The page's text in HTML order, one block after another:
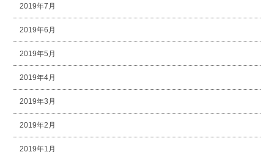
2019年7月
2019年6月
2019年5月
2019年4月
2019年3月
2019年2月
2019年1月